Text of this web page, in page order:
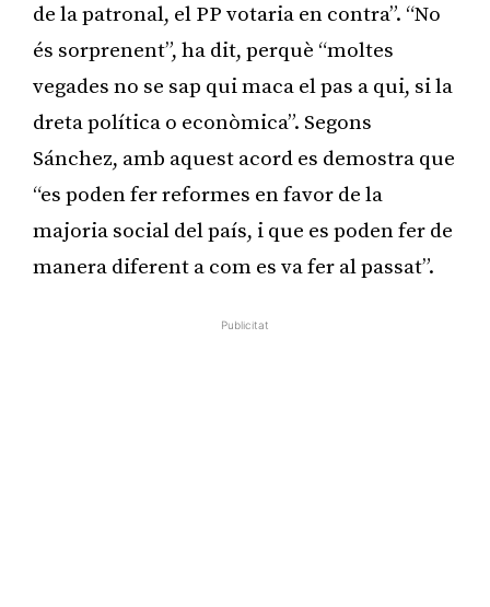
de la patronal, el PP votaria en contra”. “No
és sorprenent”, ha dit, perquè “moltes
vegades no se sap qui maca el pas a qui, si la
dreta política o econòmica”. Segons
Sánchez, amb aquest acord es demostra que
“es poden fer reformes en favor de la
majoria social del país, i que es poden fer de
manera diferent a com es va fer al passat”.
Publicitat